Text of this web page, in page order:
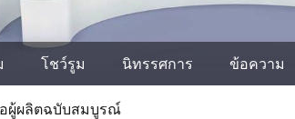
โชว์รูม นิทรรศการ ข้อความ
ผู้ผลิตฉบับสมบูรณ์